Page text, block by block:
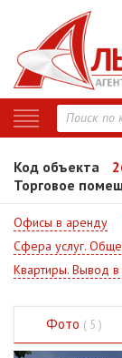
Код объекта
Торговое
Офисы в аренду
Сфера услуг.
Квартиры. Вывод
Фото ( 5 )